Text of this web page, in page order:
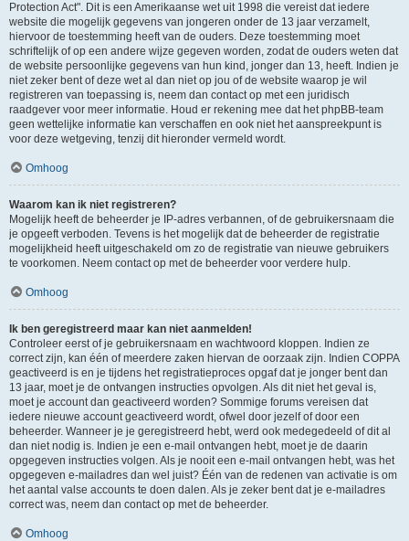
Protection Act". Dit is een Amerikaanse wet uit 1998 die vereist dat iedere
website die mogelijk gegevens van jongeren onder de 13 jaar verzamelt,
hiervoor de toestemming heeft van de ouders. Deze toestemming moet
schriftelijk of op een andere wijze gegeven worden, zodat de ouders weten dat
de website persoonlijke gegevens van hun kind, jonger dan 13, heeft. Indien je
niet zeker bent of deze wet al dan niet op jou of de website waarop je wil
registreren van toepassing is, neem dan contact op met een juridisch
raadgever voor meer informatie. Houd er rekening mee dat het phpBB-team
geen wettelijke informatie kan verschaffen en ook niet het aanspreekpunt is
voor deze wetgeving, tenzij dit hieronder vermeld wordt.
Omhoog
Waarom kan ik niet registreren?
Mogelijk heeft de beheerder je IP-adres verbannen, of de gebruikersnaam die
je opgeeft verboden. Tevens is het mogelijk dat de beheerder de registratie
mogelijkheid heeft uitgeschakeld om zo de registratie van nieuwe gebruikers
te voorkomen. Neem contact op met de beheerder voor verdere hulp.
Omhoog
Ik ben geregistreerd maar kan niet aanmelden!
Controleer eerst of je gebruikersnaam en wachtwoord kloppen. Indien ze
correct zijn, kan één of meerdere zaken hiervan de oorzaak zijn. Indien COPPA
geactiveerd is en je tijdens het registratieproces opgaf dat je jonger bent dan
13 jaar, moet je de ontvangen instructies opvolgen. Als dit niet het geval is,
moet je account dan geactiveerd worden? Sommige forums vereisen dat
iedere nieuwe account geactiveerd wordt, ofwel door jezelf of door een
beheerder. Wanneer je je geregistreerd hebt, werd ook medegedeeld of dit al
dan niet nodig is. Indien je een e-mail ontvangen hebt, moet je de daarin
opgegeven instructies volgen. Als je nooit een e-mail ontvangen hebt, was het
opgegeven e-mailadres dan wel juist? Één van de redenen van activatie is om
het aantal valse accounts te doen dalen. Als je zeker bent dat je e-mailadres
correct was, neem dan contact op met de beheerder.
Omhoog